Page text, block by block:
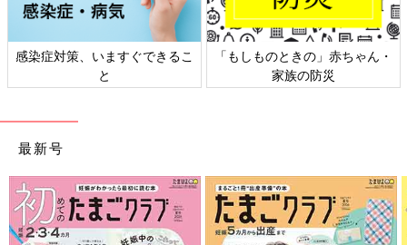
ですが今、凝っていることはありますか？
杏 私のYouTubeとかでも話しているのですが、ジグソーパズル
の世界大会にも出たことがあるほどジグソーパズルに夢中です。
1000ピースくらいのものを1週間くらいかけてのんびりやってい
です。
楽しんでいます。
――今後、新たにやってみたいことはありますか？
感染症対策、いますぐできるこ
と
「もしものときの」赤ちゃん・
家族の防災
最新号